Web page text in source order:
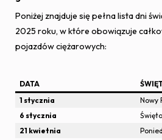
Poniżej znajduje się pełna lista dni
2025 roku, w które obowiązuje
pojazdów ciężarowych:
DATA
1 stycznia
Nowy
6 stycznia
21 kwietnia